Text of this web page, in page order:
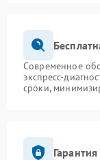
Современное
экспресс-
сроки,